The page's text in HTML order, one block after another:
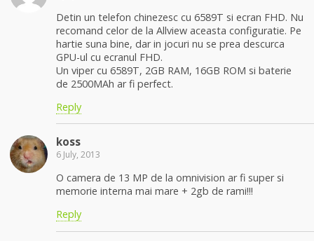
Detin un telefon chinezesc cu 6589T si ecran FHD. Nu
recomand celor de la Allview aceasta configuratie. Pe
hartie suna bine, dar in jocuri nu se prea descurca
GPU-ul cu ecranul FHD.
Un viper cu 6589T, 2GB RAM, 16GB ROM si baterie
de 2500MAh ar fi perfect.
Reply
koss
6 July, 2013
O camera de 13 MP de la omnivision ar fi super si
memorie interna mai mare + 2gb de rami!!!
Reply